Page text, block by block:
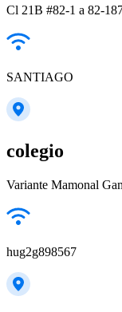
Cl 21B #82-1 a 82-
SANTIAGO
colegio
Variante Mamonal
hug2g898567